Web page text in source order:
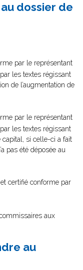
dossier de
par le représentant
les textes régissant
de l’augmentation de
par le représentant
les textes régissant
capital, si celle-ci a fait
pas été déposée au
certifié conforme par
aux
au